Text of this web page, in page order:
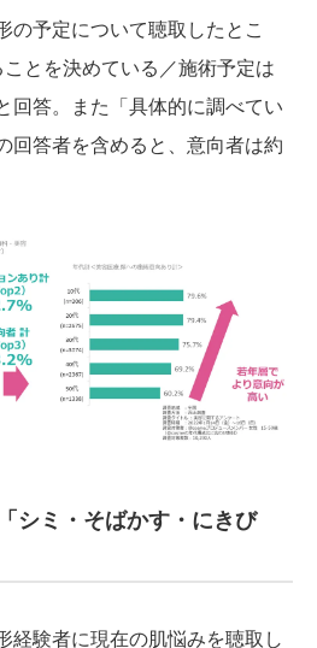
予定について聴取したとこ
とを決めている／施術予定は
回答。また「具体的に調べてい
回答者を含めると、意向者は約
シミ・そばかす・にきび
験者に現在の肌悩みを聴取し